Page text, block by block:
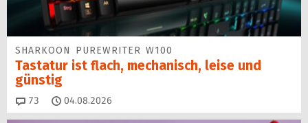
SHARKOON PUREWRITER W100
Tastatur ist flach, mechanisch, leise und
günstig
73 Kommentare
04.08.2026